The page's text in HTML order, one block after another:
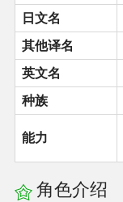
日文名
其他译名
英文名
种族
能力
角色介绍
THB策划
THB衍生
THB媒体
其他